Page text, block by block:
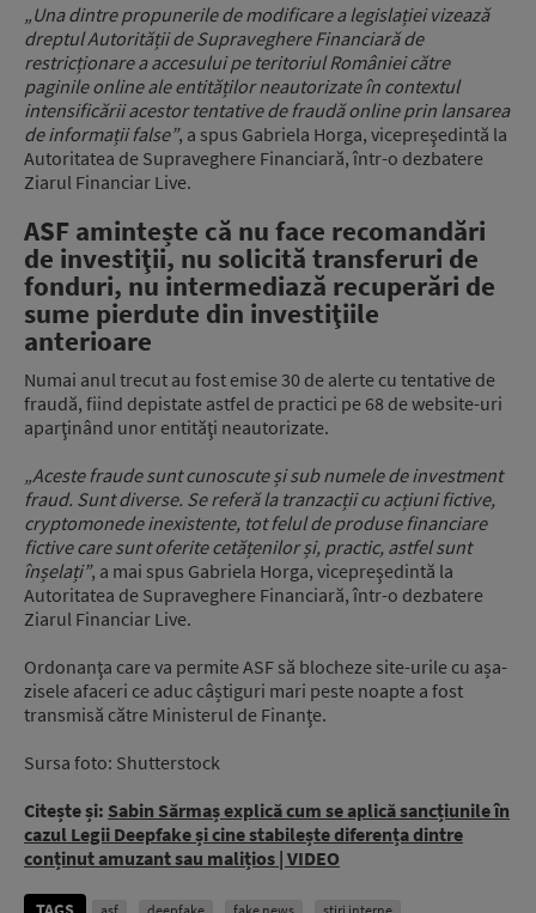
„Una dintre propunerile de modificare a legislației vizează
dreptul Autorității de Supraveghere Financiară de
restricționare a accesului pe teritoriul României către
paginile online ale entităților neautorizate în contextul
intensificării acestor tentative de fraudă online prin lansarea
de informații false”, a spus Gabriela Horga, vicepreşedintă la
Autoritatea de Supraveghere Financiară, într-o dezbatere
Ziarul Financiar Live.
ASF amintește că nu face recomandări
de investiţii, nu solicită transferuri de
fonduri, nu intermediază recuperări de
sume pierdute din investiţiile
anterioare
Numai anul trecut au fost emise 30 de alerte cu tentative de
fraudă, fiind depistate astfel de practici pe 68 de website-uri
aparţinând unor entităţi neautorizate.
„Aceste fraude sunt cunoscute și sub numele de investment
fraud. Sunt diverse. Se referă la tranzacții cu acțiuni fictive,
cryptomonede inexistente, tot felul de produse financiare
fictive care sunt oferite cetățenilor și, practic, astfel sunt
înșelați”, a mai spus Gabriela Horga, vicepreşedintă la
Autoritatea de Supraveghere Financiară, într-o dezbatere
Ziarul Financiar Live.
Ordonanţa care va permite ASF să blocheze site-urile cu așa-
zisele afaceri ce aduc câștiguri mari peste noapte a fost
transmisă către Ministerul de Finanţe.
Sursa foto: Shutterstock
Citește și: Sabin Sărmaș explică cum se aplică sancțiunile în
cazul Legii Deepfake și cine stabilește diferența dintre
conținut amuzant sau malițios | VIDEO